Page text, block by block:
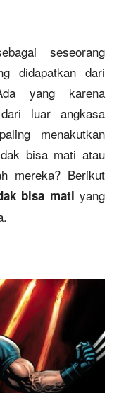
seseorang
didapatkan dari
yang karena
luar angkasa
menakutkan
bisa mati atau
mereka? Berikut
bisa mati yang